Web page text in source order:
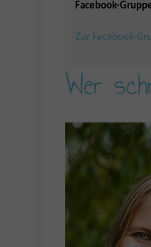
Facebook-
Zur Facebook-
Wer